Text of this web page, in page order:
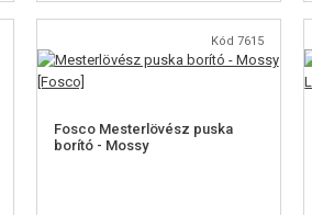
Kód 7615
Fosco Mesterlövész puska
borító - Mossy